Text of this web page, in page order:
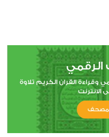
القران الكريم تلاوة
الانترنت